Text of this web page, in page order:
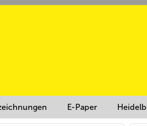
E-Paper